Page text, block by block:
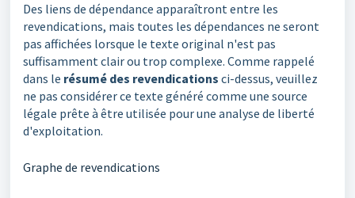
Des liens de dépendance apparaîtront entre les
revendications, mais toutes les dépendances ne seront
pas affichées lorsque le texte original n'est pas
suffisamment clair ou trop complexe. Comme rappelé
dans le résumé des revendications ci-dessus, veuillez
ne pas considérer ce texte généré comme une source
légale prête à être utilisée pour une analyse de liberté
d'exploitation.
Graphe de revendications